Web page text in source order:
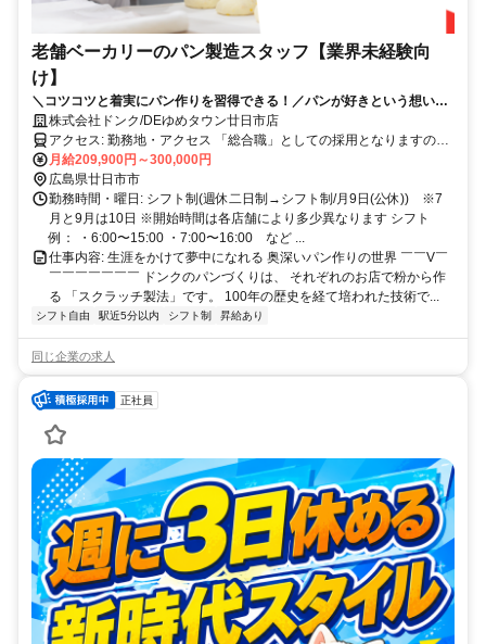
老舗ベーカリーのパン製造スタッフ【業界未経験向
け】
＼コツコツと着実にパン作りを習得できる！／パンが好きという想いを
仕事に。
株式会社ドンク/DEゆめタウン廿日市店
アクセス: 勤務地・アクセス 「総合職」としての採用となりますの
で、 将来的にはキャリア形成のための職種変更や、 転居を伴う異動
の可能性もございます。 ●初期配属について 最初の配属店舗について
は、 入社前に希望勤務地をお伺いの上、可能な限り考慮いたします
が、 ご希望や各店の欠員状況を総合的に勘案し、最終決定させてい
ただきます。 ●店舗異動について 一般社員の間は2～3年に一度の間
隔で、 近隣への店舗異動の可能性がございます。 ただし、その際は
ご本人のご事情・希望を確認しながら、 最終的に異動先の決定をさ
せていただいています。 ●勤務先へのアクセス 各店舗最寄駅から徒歩
圏内の立地がほとんどです。 ※一部郊外の店舗もあります。 ※詳し
くはお気軽にお問合せください。
月給209,900円～300,000円
広島県廿日市市
勤務時間・曜日: シフト制(週休二日制→シフト制/月9日(公休)) ※7
月と9月は10日 ※開始時間は各店舗により多少異なります シフト
例： ・6:00〜15:00 ・7:00〜16:00 など ...
仕事内容: 生涯をかけて夢中になれる 奥深いパン作りの世界 ￣￣V￣
￣￣￣￣￣￣￣ ドンクのパンづくりは、 それぞれのお店で粉から作
る 「スクラッチ製法」です。 100年の歴史を経て培われた技術で...
シフト自由 駅近5分以内 シフト制 昇給あり
同じ企業の求人
正社員